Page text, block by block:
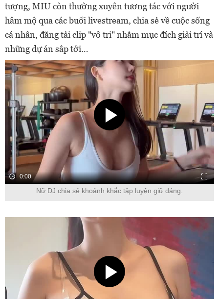
tượng, MIU còn thường xuyên tương tác với người
hâm mộ qua các buổi livestream, chia sẻ về cuộc sống
cá nhân, đăng tải clip "vô tri" nhằm mục đích giải trí và
những dự án sắp tới…
0:00
Nữ DJ chia sẻ khoảnh khắc tập luyện giữ dáng.